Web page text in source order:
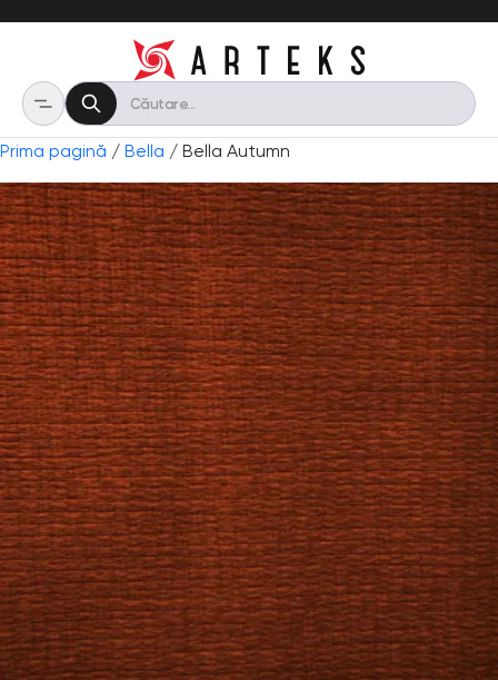
Prima pagină / Bella / Bella Autumn